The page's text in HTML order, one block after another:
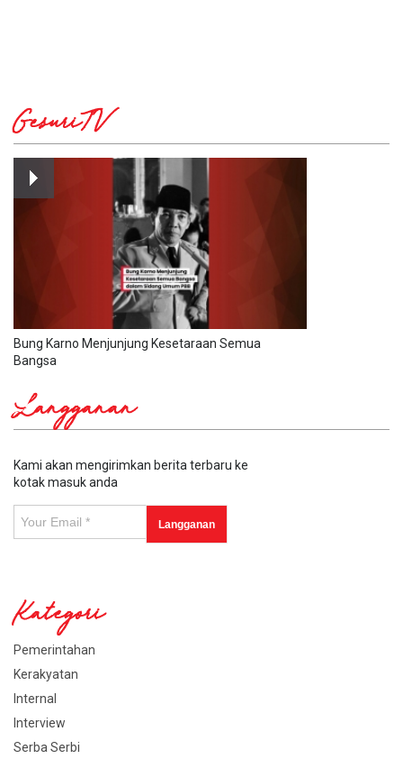
GesuriTV
Bung Karno Menjunjung Kesetaraan Semua
Bangsa
Langganan
Kami akan mengirimkan berita terbaru ke
kotak masuk anda
Kategori
Pemerintahan
Kerakyatan
Internal
Interview
Serba Serbi